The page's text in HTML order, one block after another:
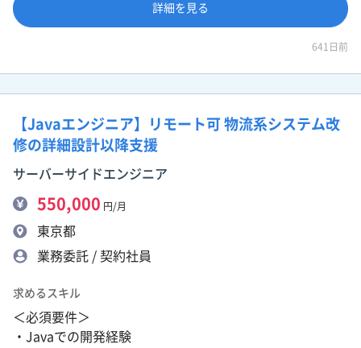
詳細を見る
641日前
【Javaエンジニア】リモート可 物流系システム改
修の詳細設計以降支援
サーバーサイドエンジニア
550,000 円/月
東京都
業務委託 / 契約社員
求めるスキル
＜必須要件＞
・Javaでの開発経験